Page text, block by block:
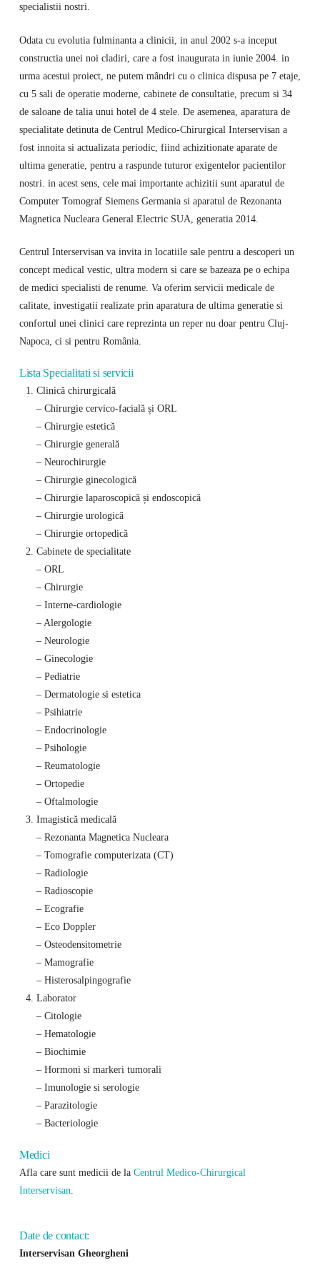
specialistii nostri.
Odata cu evolutia fulminanta a clinicii, in anul 2002 s-a inceput
constructia unei noi cladiri, care a fost inaugurata in iunie 2004. in
urma acestui proiect, ne putem mândri cu o clinica dispusa pe 7 etaje,
cu 5 sali de operatie moderne, cabinete de consultatie, precum si 34
de saloane de talia unui hotel de 4 stele. De asemenea, aparatura de
specialitate detinuta de Centrul Medico-Chirurgical Interservisan a
fost innoita si actualizata periodic, fiind achizitionate aparate de
ultima generatie, pentru a raspunde tuturor exigentelor pacientilor
nostri. in acest sens, cele mai importante achizitii sunt aparatul de
Computer Tomograf Siemens Germania si aparatul de Rezonanta
Magnetica Nucleara General Electric SUA, generatia 2014.
Centrul Interservisan va invita in locatiile sale pentru a descoperi un
concept medical vestic, ultra modern si care se bazeaza pe o echipa
de medici specialisti de renume. Va oferim servicii medicale de
calitate, investigatii realizate prin aparatura de ultima generatie si
confortul unei clinici care reprezinta un reper nu doar pentru Cluj-
Napoca, ci si pentru România.
Lista Specialitati si servicii
Clinică chirurgicală
– Chirurgie cervico-facială și ORL
– Chirurgie estetică
– Chirurgie generală
– Neurochirurgie
– Chirurgie ginecologică
– Chirurgie laparoscopică și endoscopică
– Chirurgie urologică
– Chirurgie ortopedică
Cabinete de specialitate
– ORL
– Chirurgie
– Interne-cardiologie
– Alergologie
– Neurologie
– Ginecologie
– Pediatrie
– Dermatologie si estetica
– Psihiatrie
– Endocrinologie
– Psihologie
– Reumatologie
– Ortopedie
– Oftalmologie
Imagistică medicală
– Rezonanta Magnetica Nucleara
– Tomografie computerizata (CT)
– Radiologie
– Radioscopie
– Ecografie
– Eco Doppler
– Osteodensitometrie
– Mamografie
– Histerosalpingografie
Laborator
– Citologie
– Hematologie
– Biochimie
– Hormoni si markeri tumorali
– Imunologie si serologie
– Parazitologie
– Bacteriologie
Medici
Afla care sunt medicii de la Centrul Medico-Chirurgical
Interservisan
Date de contact:
Interservisan Gheorgheni